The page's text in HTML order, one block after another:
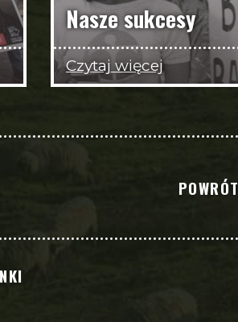
Nasze sukcesy
Czytaj więcej